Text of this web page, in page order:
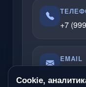
+7
EMAIL
Cookie,